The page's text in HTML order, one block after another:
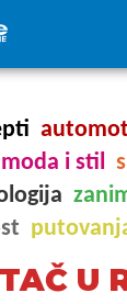
moda i stil
U